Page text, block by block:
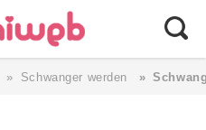
Familie ⎯
Schwanger werden